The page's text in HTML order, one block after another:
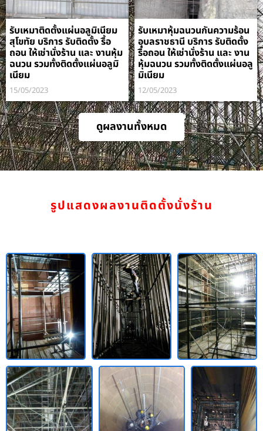
รับเหมาติดตั้งแผ่นอลูมิเนียม
สุโขทัย บริการ รับติดตั้ง รื้อ
ถอน ให้เช่านั่งร้าน และ งานหุ้ม
ฉนวน รวมทั้งติดตั้งแผ่นอลูมิ
เนียม
15/05/2023
รับเหมาหุ้มฉนวนกันความร้อน
อุบลราชธานี บริการ รับติดตั้ง
รื้อถอน ให้เช่านั่งร้าน และ งาน
หุ้มฉนวน รวมทั้งติดตั้งแผ่นอลู
มิเนียม
12/05/2023
ดูผลงานทั้งหมด
รูปแสดงผลงานติดตั้งนั่งร้าน